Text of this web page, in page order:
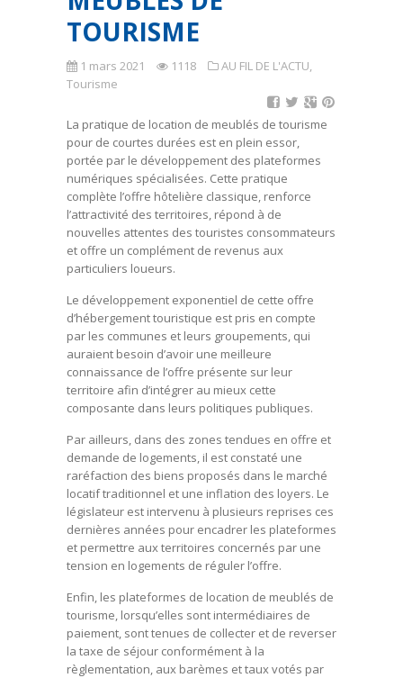
TOURISME
1 mars 2021 1118 AU FIL DE L'ACTU,
Tourisme
La pratique de location de meublés de tourisme
pour de courtes durées est en plein essor,
portée par le développement des plateformes
numériques spécialisées. Cette pratique
complète l’offre hôtelière classique, renforce
l’attractivité des territoires, répond à de
nouvelles attentes des touristes consommateurs
et offre un complément de revenus aux
particuliers loueurs.
Le développement exponentiel de cette offre
d’hébergement touristique est pris en compte
par les communes et leurs groupements, qui
auraient besoin d’avoir une meilleure
connaissance de l’offre présente sur leur
territoire afin d’intégrer au mieux cette
composante dans leurs politiques publiques.
Par ailleurs, dans des zones tendues en offre et
demande de logements, il est constaté une
raréfaction des biens proposés dans le marché
locatif traditionnel et une inflation des loyers. Le
législateur est intervenu à plusieurs reprises ces
dernières années pour encadrer les plateformes
et permettre aux territoires concernés par une
tension en logements de réguler l’offre.
Enfin, les plateformes de location de meublés de
tourisme, lorsqu’elles sont intermédiaires de
paiement, sont tenues de collecter et de reverser
la taxe de séjour conformément à la
règlementation, aux barèmes et taux votés par